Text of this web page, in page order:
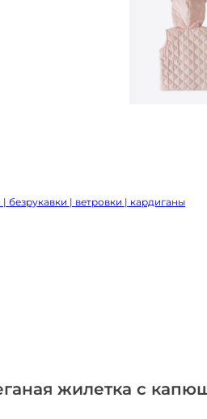
жилетка с
безрукавки | ветровки | кардиганы